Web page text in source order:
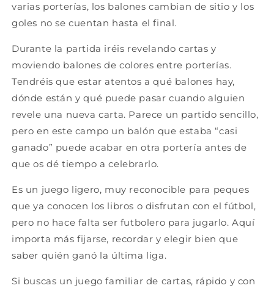
varias porterías, los balones cambian de sitio y los
goles no se cuentan hasta el final.
Durante la partida iréis revelando cartas y
moviendo balones de colores entre porterías.
Tendréis que estar atentos a qué balones hay,
dónde están y qué puede pasar cuando alguien
revele una nueva carta. Parece un partido sencillo,
pero en este campo un balón que estaba “casi
ganado” puede acabar en otra portería antes de
que os dé tiempo a celebrarlo.
Es un juego ligero, muy reconocible para peques
que ya conocen los libros o disfrutan con el fútbol,
pero no hace falta ser futbolero para jugarlo. Aquí
importa más fijarse, recordar y elegir bien que
saber quién ganó la última liga.
Si buscas un juego familiar de cartas, rápido y con